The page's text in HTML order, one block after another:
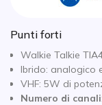
Punti forti
Walkie Talkie
Ibrido: analogico
VHF: 5W di
Numero di canali